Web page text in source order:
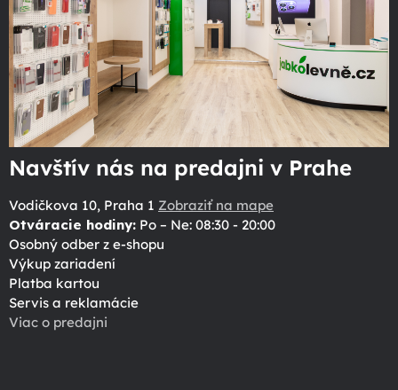
Navštív nás na predajni v Prahe
Vodičkova 10, Praha 1 Zobraziť na mape
Otváracie hodiny: Po – Ne: 08:30 - 20:00
Osobný odber z e-shopu
Výkup zariadení
Platba kartou
Servis a reklamácie
Viac o predajni